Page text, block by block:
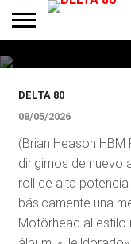
PREMIOS
PRODUCCIONES
PROGRAMACION
CONTACTO
HOMEPAGE
The
noruega
DELTA 80
08/05/2026
(Brian Heason
dirigimos de nuevo
roll de alta
básicamente una
Motörhead al estilo